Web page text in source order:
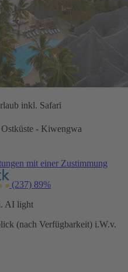
inkl. Safari
- Kiwengwa
mit einer Zustimmung
(237) 89%
AI light
(nach Verfügbarkeit) i.W.v.